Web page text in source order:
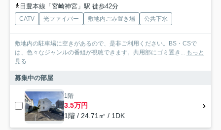
日豊本線「宮崎神宮」駅 徒歩42分
CATV 光ファイバー 敷地内ごみ置き場 公共下水
敷地内の駐車場に空きがあるので、是非ご利用ください。BS・CSで
は、色々なジャンルの番組が視聴できます。共用部にゴミ置き...
もっと
見る
募集中の部屋
1階
3.5万円
1階 / 24.71㎡ / 1DK